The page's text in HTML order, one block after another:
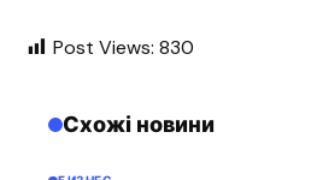
Post Views: 830
Схожі новини